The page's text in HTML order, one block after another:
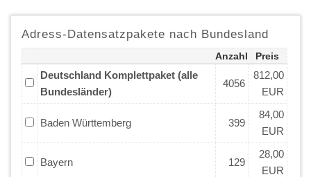
Adress-Datensatzpakete nach Bundesland
Anzahl Preis
Deutschland Komplettpaket (alle
Bundesländer)
4056
812,00
EUR
Baden Württemberg 399
84,00
EUR
Bayern 129
28,00
EUR